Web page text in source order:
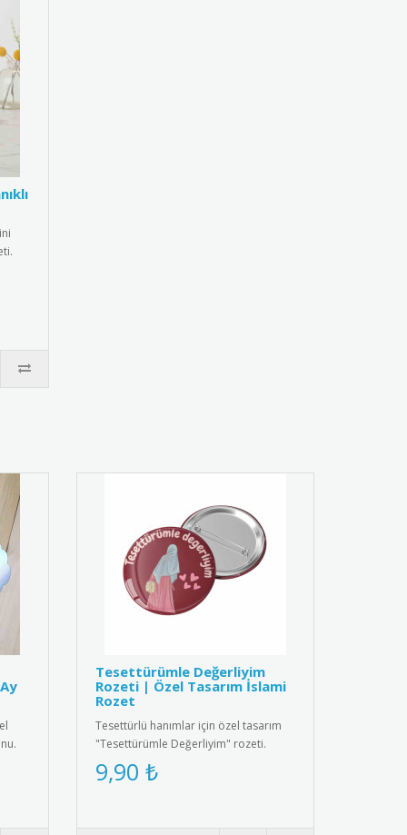
Tesettürümle Değerliyim
Rozeti | Özel Tasarım İslami
Rozet
Tesettürlü hanımlar için özel tasarım
"Tesettürümle Değerliyim" rozeti.
Yüksek kaliteli metal malzem..
9,90 ₺